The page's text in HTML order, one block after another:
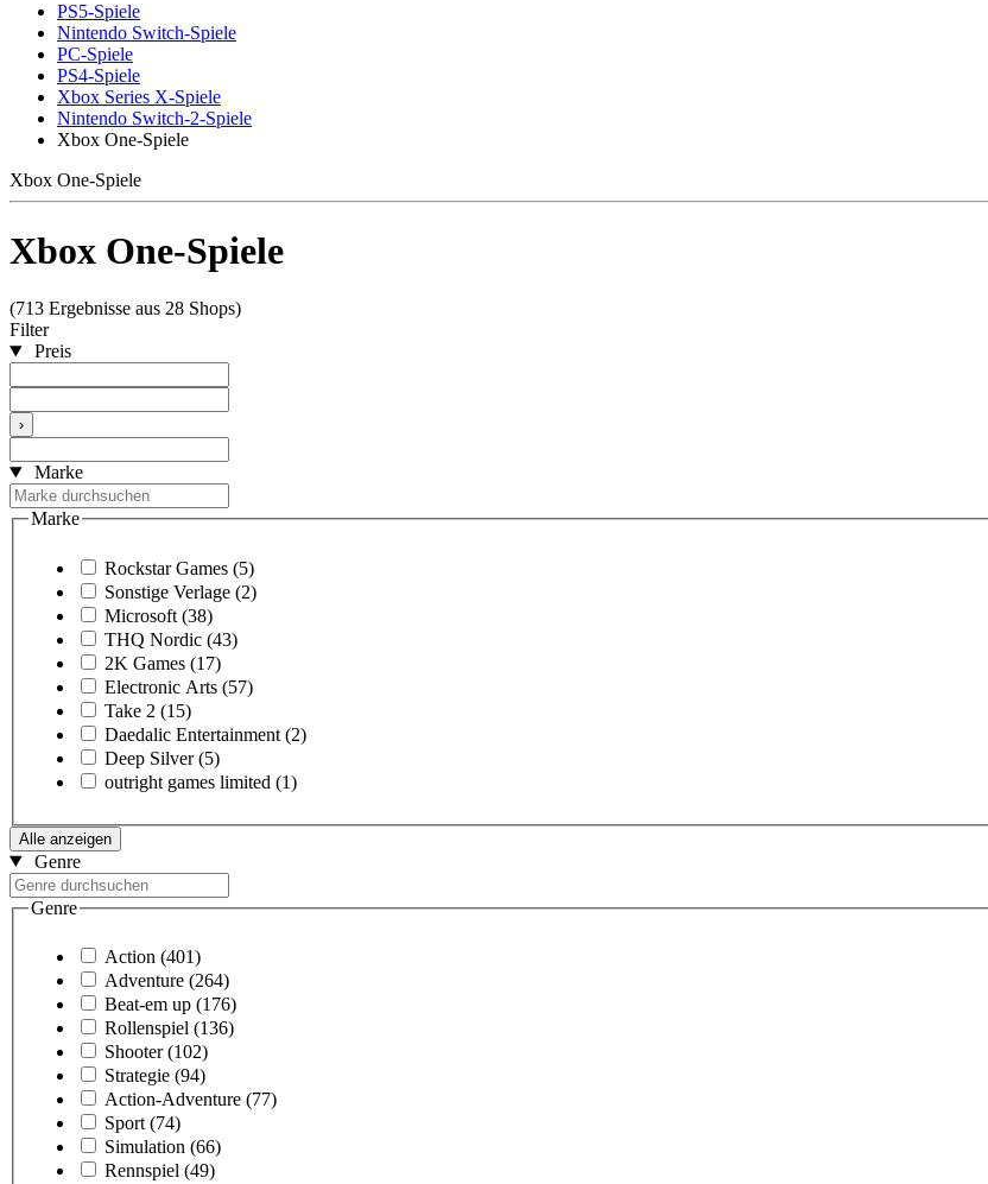
PS5-Spiele
Nintendo Switch-Spiele
PC-Spiele
PS4-Spiele
Xbox Series X-Spiele
Nintendo Switch-2-Spiele
Xbox One-Spiele
Xbox One-Spiele
Xbox One-Spiele
(713 Ergebnisse aus 28 Shops)
Filter
Preis
›
Marke
Marke
Rockstar Games (5)
Sonstige Verlage (2)
Microsoft (38)
THQ Nordic (43)
2K Games (17)
Electronic Arts (57)
Take 2 (15)
Daedalic Entertainment (2)
Deep Silver (5)
outright games limited (1)
Alle anzeigen
Genre
Genre
Action (401)
Adventure (264)
Beat-em up (176)
Rollenspiel (136)
Shooter (102)
Strategie (94)
Action-Adventure (77)
Sport (74)
Simulation (66)
Rennspiel (49)